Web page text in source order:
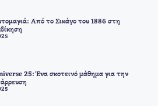
Από το Σικάγο του 1886 στη
25: Ένα σκοτεινό μάθημα για την